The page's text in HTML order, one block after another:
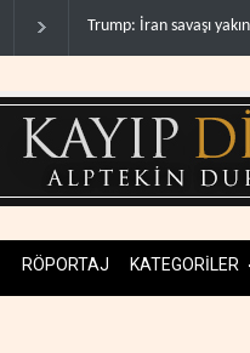
Gazze'nin yeniden
RÖPORTAJ KATEGORİLER